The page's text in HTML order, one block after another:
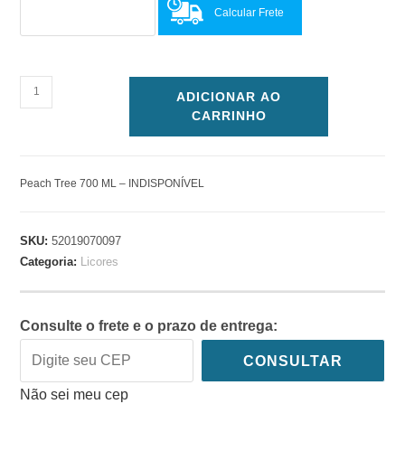
Calcular Frete
ADICIONAR AO
CARRINHO
Peach Tree 700 ML – INDISPONÍVEL
SKU:52019070097
Categoria: Licores
Consulte o frete e o prazo de entrega:
CONSULTAR
Não sei meu cep